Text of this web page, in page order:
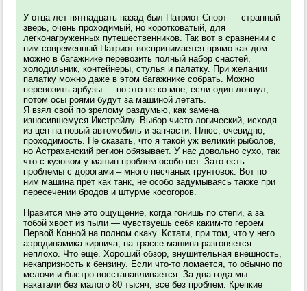
У отца лет пятнадцать назад был Патриот Спорт — странный
зверь, очень проходимый, но коротковатый, для
легконагруженных путешественников. Так вот в сравнении с
ним современный Патриот воспринимается прямо как дом —
можно в багажнике перевозить полный набор снастей,
холодильник, контейнеры, стулья и палатку. При желании
палатку можно даже в этом багажнике собрать. Можно
перевозить арбузы — но это не ко мне, если один лопнул,
потом осы роями будут за машиной летать.
Я взял свой по зрелому раздумью, как замена
износившемуся Икстрейлу. Выбор чисто логический, исходя
из цен на новый автомобиль и запчасти. Плюс, очевидно,
проходимость. Не сказать, что я такой уж великий рыболов,
но Астраханский регион обязывает. У нас довольно сухо, так
что с кузовом у машин проблем особо нет. Зато есть
проблемы с дорогами – много песчаных грунтовок. Вот по
ним машина прёт как танк, не особо задумываясь также при
пересечении бродов и штурме косогоров.
Нравится мне это ощущение, когда гонишь по степи, а за
тобой хвост из пыли — чувствуешь себя каким-то героем
Первой Конной на полном скаку. Кстати, при том, что у него
аэродинамика кирпича, на трассе машина разгоняется
неплохо. Что еще. Хороший обзор, внушительная внешность,
некапризность к бензину. Если что-то ломается, то обычно по
мелочи и быстро восстанавливается. За два года мы
накатали без малого 80 тысяч, все без проблем. Крепкие